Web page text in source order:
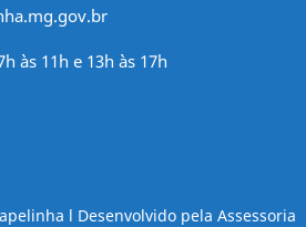
às 11h e 13h às 17h
l Desenvolvido pela Assessoria